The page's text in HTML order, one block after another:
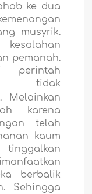
ke dua
musyrik.
pemanah.
perintah
tidak
Melainkan
karena
telah
kaum
berbalik
Sehingga